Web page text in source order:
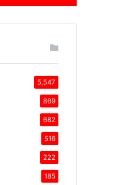
5,547
869
682
516
222
185